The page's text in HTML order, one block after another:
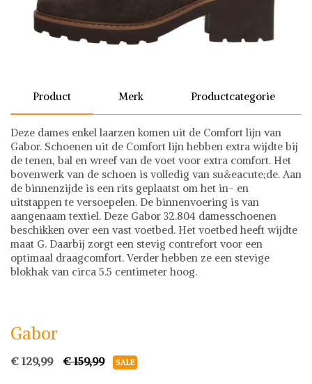
Product Merk Productcategorie
Deze dames enkel laarzen komen uit de Comfort lijn van
Gabor. Schoenen uit de Comfort lijn hebben extra wijdte bij
de tenen, bal en wreef van de voet voor extra comfort. Het
bovenwerk van de schoen is volledig van su&eacute;de. Aan
de binnenzijde is een rits geplaatst om het in- en
uitstappen te versoepelen. De binnenvoering is van
aangenaam textiel. Deze Gabor 32.804 damesschoenen
beschikken over een vast voetbed. Het voetbed heeft wijdte
maat G. Daarbij zorgt een stevig contrefort voor een
optimaal draagcomfort. Verder hebben ze een stevige
blokhak van circa 5.5 centimeter hoog.
Gabor
€ 129,99 € 159,99 SALE